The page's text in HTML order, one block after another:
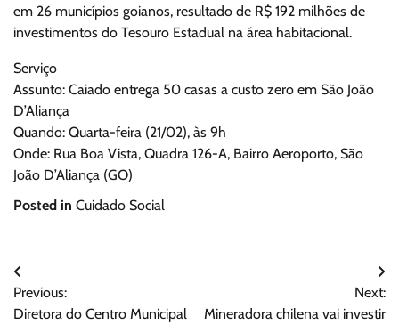
em 26 municípios goianos, resultado de R$ 192 milhões de
investimentos do Tesouro Estadual na área habitacional.
Serviço
Assunto: Caiado entrega 50 casas a custo zero em São João
D’Aliança
Quando: Quarta-feira (21/02), às 9h
Onde: Rua Boa Vista, Quadra 126-A, Bairro Aeroporto, São
João D’Aliança (GO)
Posted in Cuidado Social
Navegação
de
Previous:
Diretora do Centro Municipal
Next:
Mineradora chilena vai investir